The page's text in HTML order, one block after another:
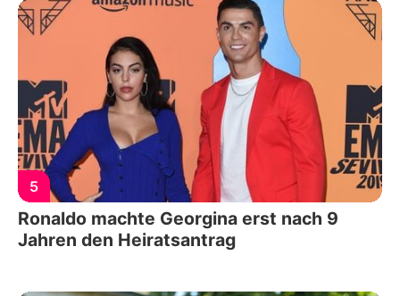
5
Ronaldo machte Georgina erst nach 9
Jahren den Heiratsantrag